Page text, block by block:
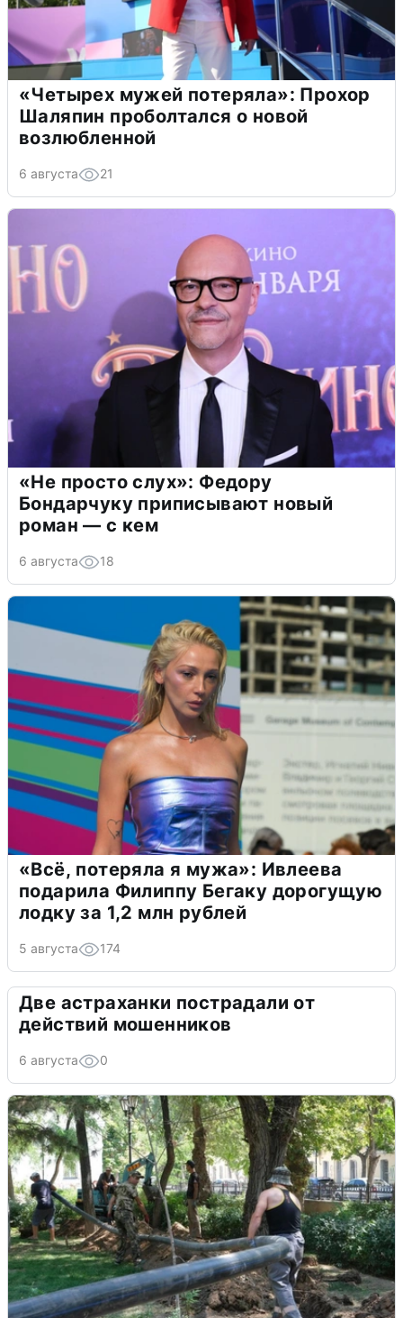
«Четырех мужей потеряла»: Прохор
Шаляпин проболтался о новой
возлюбленной
6 августа 21
«Не просто слух»: Федору
Бондарчуку приписывают новый
роман — с кем
6 августа 18
«Всё, потеряла я мужа»: Ивлеева
подарила Филиппу Бегаку дорогущую
лодку за 1,2 млн рублей
5 августа 174
Две астраханки пострадали от
действий мошенников
6 августа 0